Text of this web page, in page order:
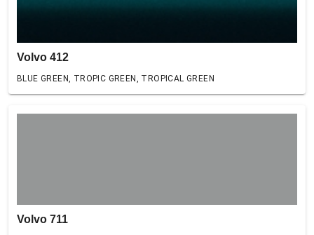
Volvo 412
BLUE GREEN, TROPIC GREEN, TROPICAL GREEN
Volvo 711